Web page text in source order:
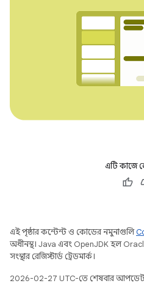
এটি কাজে
এই পৃষ্ঠার কন্টেন্ট ও কোডের নমুনাগুলি
অধীনস্থ। Java এবং OpenJDK হল
সংস্থার রেজিস্টার্ড ট্রেডমার্ক।
2026-02-27 UTC-তে শেষবার আপডেট